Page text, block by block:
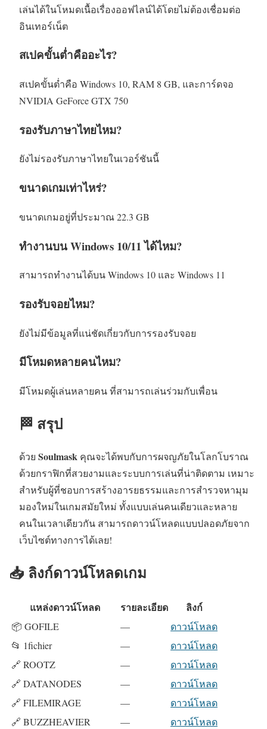
เล่นได้ในโหมดเนื้อเรื่องออฟไลน์ได้โดยไม่ต้องเชื่อมต่อ
อินเทอร์เน็ต
สเปคขั้นต่ำคืออะไร?
สเปคขั้นต่ำคือ Windows 10, RAM 8 GB, และการ์ดจอ
NVIDIA GeForce GTX 750
รองรับภาษาไทยไหม?
ยังไม่รองรับภาษาไทยในเวอร์ชันนี้
ขนาดเกมเท่าไหร่?
ขนาดเกมอยู่ที่ประมาณ 22.3 GB
ทำงานบน Windows 10/11 ได้ไหม?
สามารถทำงานได้บน Windows 10 และ Windows 11
รองรับจอยไหม?
ยังไม่มีข้อมูลที่แน่ชัดเกี่ยวกับการรองรับจอย
มีโหมดหลายคนไหม?
มีโหมดผู้เล่นหลายคน ที่สามารถเล่นร่วมกับเพื่อน
🏁 สรุป
ด้วย Soulmask คุณจะได้พบกับการผจญภัยในโลกโบราณ
ด้วยกราฟิกที่สวยงามและระบบการเล่นที่น่าติดตาม เหมาะ
สำหรับผู้ที่ชอบการสร้างอารยธรรมและการสำรวจหามุม
มองใหม่ในเกมสมัยใหม่ ทั้งแบบเล่นคนเดียวและหลาย
คนในเวลาเดียวกัน สามารถดาวน์โหลดแบบปลอดภัยจาก
เว็บไซต์ทางการได้เลย!
📥 ลิงก์ดาวน์โหลดเกม
แหล่งดาวน์โหลด รายละเอียด ลิงก์
📦 GOFILE —
ดาวน์โหลด
📂 1fichier
—
ดาวน์โหลด
🔗 ROOTZ
—
ดาวน์โหลด
🔗 DATANODES
—
ดาวน์โหลด
🔗 FILEMIRAGE
—
ดาวน์โหลด
🔗 BUZZHEAVIER
—
ดาวน์โหลด